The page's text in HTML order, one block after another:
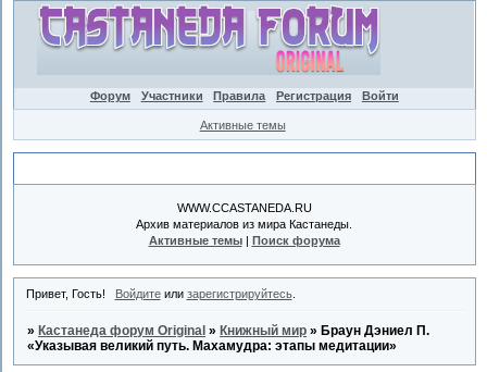
Форум Участники Правила Регистрация Войти
Активные темы
WWW.CCASTANEDA.RU
Архив материалов из мира Кастанеды.
Активные темы| Поиск форума
Привет, Гость! Войдитеили зарегистрируйтесь.
» Кастанеда форум Original » Книжный мир » Браун Дэниел П.
«Указывая великий путь. Махамудра: этапы медитации»